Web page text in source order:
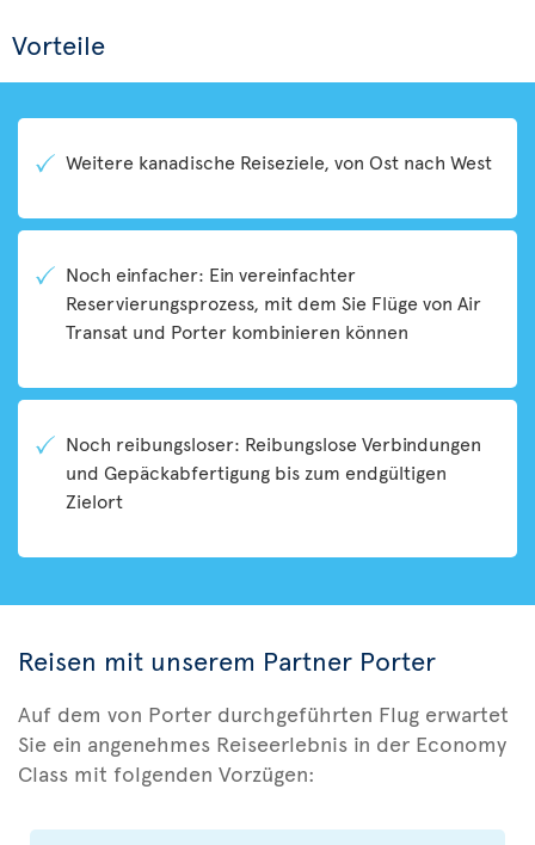
Vorteile
Weitere kanadische Reiseziele, von Ost nach West
Noch einfacher: Ein vereinfachter
Reservierungsprozess, mit dem Sie Flüge von Air
Transat und Porter kombinieren können
Noch reibungsloser: Reibungslose Verbindungen
und Gepäckabfertigung bis zum endgültigen
Zielort
Reisen mit unserem Partner Porter
Auf dem von Porter durchgeführten Flug erwartet
Sie ein angenehmes Reiseerlebnis in der Economy
Class mit folgenden Vorzügen: